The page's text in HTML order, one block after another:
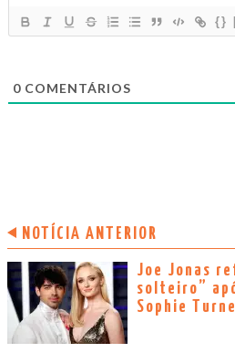
{}
0 COMENTÁRIOS
NOTÍCIA ANTERIOR
Joe Jonas
solteiro”
Sophie